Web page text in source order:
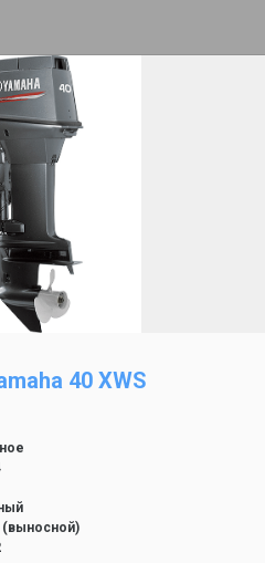
40 XWS
(выносной)